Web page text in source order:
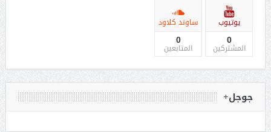
يوتيوب
0
المشتركين
ساوند كلاود
0
المتابعين
جوجل+